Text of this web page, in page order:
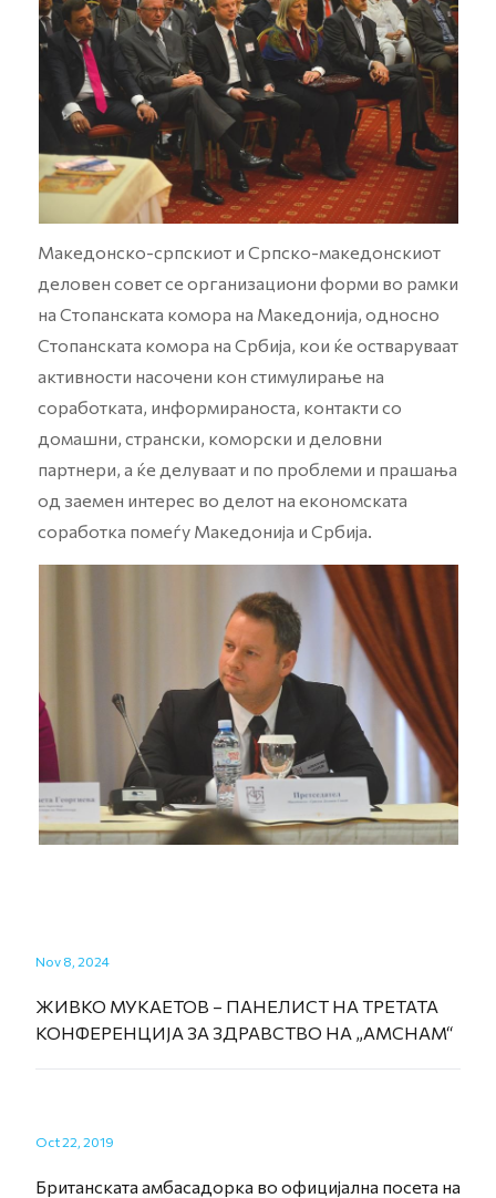
Македонско-српскиот и Српско-македонскиот
деловен совет се организациони форми во рамки
на Стопанската комора на Македонија, односно
Стопанската комора на Србија, кои ќе остваруваат
активности насочени кон стимулирање на
соработката, информираноста, контакти со
домашни, странски, коморски и деловни
партнери, а ќе делуваат и по проблеми и прашања
од заемен интерес во делот на економската
соработка помеѓу Македонија и Србија.
Nov 8, 2024
ЖИВКО МУКАЕТОВ – ПАНЕЛИСТ НА ТРЕТАТА
КОНФЕРЕНЦИЈА ЗА ЗДРАВСТВО НА „AMCHAM“
Oct 22, 2019
Британската амбасадорка во официјална посета на